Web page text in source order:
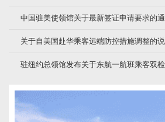
中国驻美使领馆关于最新签证申请要求的
关于自美国赴华乘客远端防控措施调整的
驻纽约总领馆发布关于东航一航班乘客双